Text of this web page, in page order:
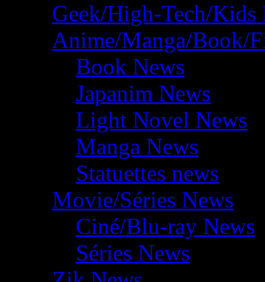
Geek/High-Tech/Kids
Anime/Manga/Book/
Book News
Japanim News
Light Novel News
Manga News
Statuettes news
Movie/Séries News
Ciné/Blu-ray News
Séries News